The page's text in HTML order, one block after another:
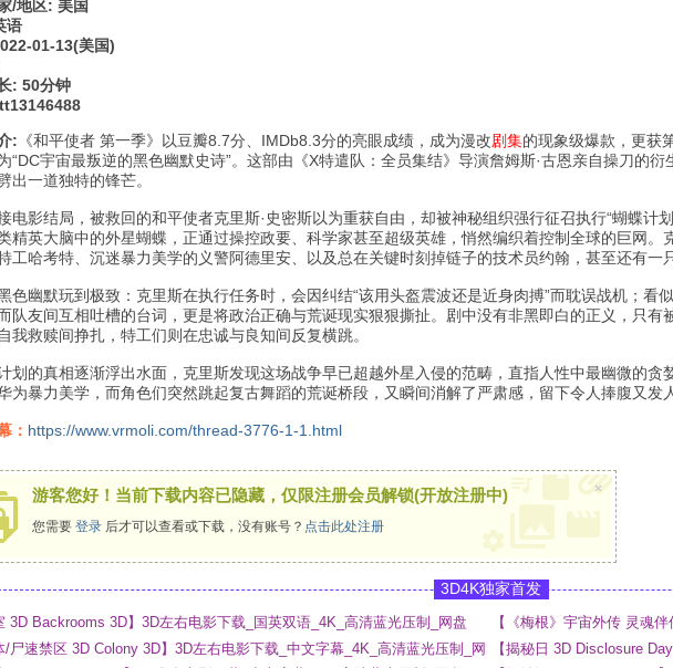
/地区: 美国
语
01-13(美国)
: 50分钟
: 《和平使者 第一季》以豆瓣8.7分、IMDb8.3分的亮眼成绩，成为漫改剧集的现象级爆款，更获
“DC宇宙最叛逆的黑色幽默史诗”。这部由《X特遣队：全员集结》导演詹姆斯·古恩亲自操刀的
出一道独特的锋芒。
电影结局，被救回的和平使者克里斯·史密斯以为重获自由，却被神秘组织强行征召执行“蝴蝶
精英大脑中的外星蝴蝶，正通过操控政要、科学家甚至超级英雄，悄然编织着控制全球的巨网。
工哈考特、沉迷暴力美学的义警阿德里安、以及总在关键时刻掉链子的技术员约翰，甚至还有一
色幽默玩到极致：克里斯在执行任务时，会因纠结“该用头盔震波还是近身肉搏”而耽误战机；看
队友间互相吐槽的台词，更是将政治正确与荒诞现实狠狠撕扯。剧中没有非黑即白的正义，只
我救赎间挣扎，特工们则在忠诚与良知间反复横跳。
划的真相逐渐浮出水面，克里斯发现这场战争早已超越外星入侵的范畴，直指人性中最幽微的
为暴力美学，而角色们突然跳起复古舞蹈的荒诞桥段，又瞬间消解了严肃感，留下令人捧腹又
： https://www.vrmoli.com/thread-3776-1-1.html
游客您好！当前下载内容已隐藏，仅限注册会员解锁(开放注册中)
您需要 登录 后才可以查看或下载，没有账号？ 点击此处注册
×
3D4K独家首发
3D Backrooms 3D】3D左右电影下载_国英双语_4K_高清蓝光压制_网盘
【《梅根》宇宙外传 灵魂
_4K_高清蓝光压制_网盘
/尸速禁区 3D Colony 3D】3D左右电影下载_中文字幕_4K_高清蓝光压制_网
【揭秘日 3D Disclosure